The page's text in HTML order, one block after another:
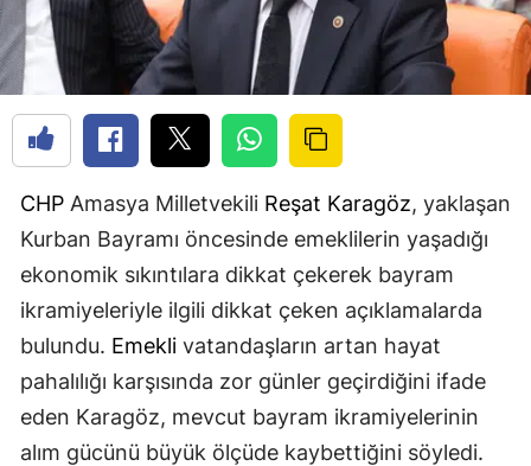
CHP Amasya Milletvekili Reşat Karagöz, yaklaşan
Kurban Bayramı öncesinde emeklilerin yaşadığı
ekonomik sıkıntılara dikkat çekerek bayram
ikramiyeleriyle ilgili dikkat çeken açıklamalarda
bulundu. Emekli vatandaşların artan hayat
pahalılığı karşısında zor günler geçirdiğini ifade
eden Karagöz, mevcut bayram ikramiyelerinin
alım gücünü büyük ölçüde kaybettiğini söyledi.